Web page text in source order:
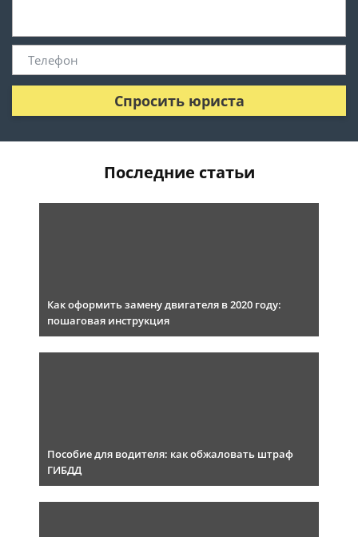
Спросить юриста
Последние статьи
Как оформить замену двигателя в 2020 году:
пошаговая инструкция
Пособие для водителя: как обжаловать штраф
ГИБДД